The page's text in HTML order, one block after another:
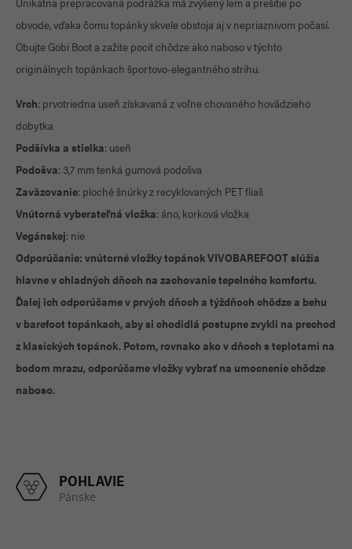
obvode, vďaka čomu topánky skvele obstoja aj v nepriaznivom počasí.
Obujte Gobi Boot a zažite pocit chôdze ako naboso v týchto
originálnych topánkach športovo-elegantného strihu.
Vrch: prvotriedna useň získavaná z voľne chovaného hovädzieho
dobytka
Podšívka a stielka: useň
Podošva: 3,7 mm tenká gumová podošva
Zaväzovanie: ploché šnúrky z recyklovaných PET fliaš
Vnútorná vyberateľná vložka: áno, korková vložka
Vegánskej: nie
Odporúčanie: vnútorné vložky topánok VIVOBAREFOOT slúžia
hlavne v chladných dňoch na zachovanie tepelného komfortu.
Ďalej ich odporúčame v prvých dňoch a týždňoch chôdze a behu
v barefoot topánkach, aby si chodidlá postupne zvykli na prechod
z klasických topánok. Potom, rovnako ako v dňoch s teplotami na
bodom mrazu, odporúčame vložky vybrať na umocnenie chôdze
naboso.
POHLAVIE
Pánske